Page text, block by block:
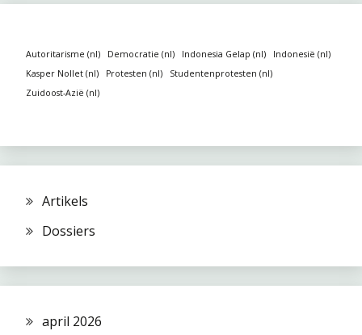
Autoritarisme (nl) Democratie (nl) Indonesia Gelap (nl)
Indonesië (nl)
Kasper Nollet (nl)
Protesten (nl)
Studentenprotesten (nl)
Zuidoost-Azië (nl)
Artikels
Dossiers
april 2026